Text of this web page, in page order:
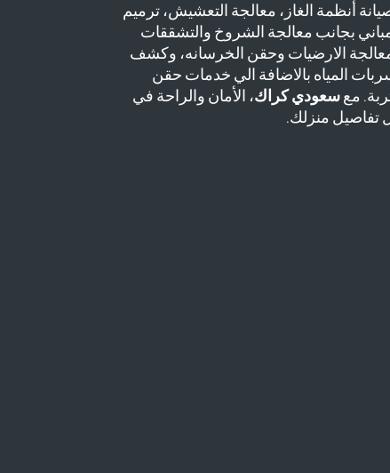
أنظمة الغاز، معالجة التعشيش، ترميم
بجانب معالجة الشروخ والتشققات
الارضيات وحقن الخرسانه، وكشف
المياه بالاضافة الي خدمات حقن
مع سعودي كراك، الأمان والراحة في
تفاصيل منزلك.